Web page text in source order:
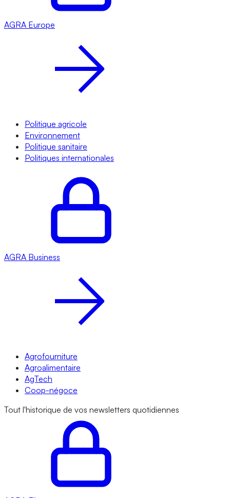
AGRA Europe
Politique agricole
Environnement
Politique sanitaire
Politiques internationales
AGRA Business
Agrofourniture
Agroalimentaire
AgTech
Coop-négoce
Tout l'historique de vos newsletters quotidiennes